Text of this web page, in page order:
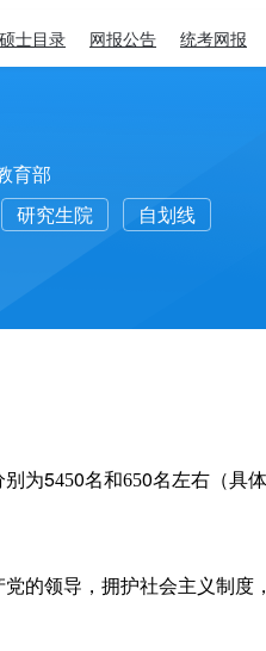
硕士目录 网报公告 统考网报
育部
研究生院
自划线
别为5450名和650名左右（具
的领导，拥护社会主义制